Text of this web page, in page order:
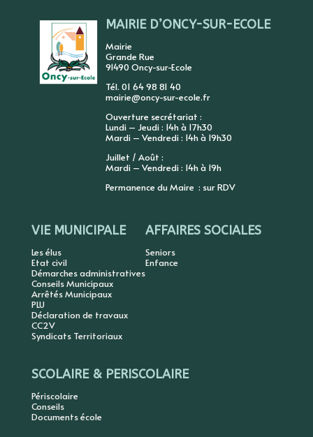
MAIRIE D’ONCY-SUR-ECOLE
Mairie
Grande Rue
91490 Oncy-sur-Ecole
Tél. 01 64 98 81 40
mairie@oncy-sur-ecole.fr
Ouverture secrétariat :
Lundi – Jeudi : 14h à 17h30
Mardi – Vendredi : 14h à 19h30
Juillet / Août :
Mardi – Vendredi : 14h à 19h
Permanence du Maire : sur RDV
VIE MUNICIPALE
Les élus
Etat civil
Démarches administratives
Conseils Municipaux
Arrêtés Municipaux
PLU
Déclaration de travaux
CC2V
Syndicats Territoriaux
AFFAIRES SOCIALES
Seniors
Enfance
SCOLAIRE & PERISCOLAIRE
Périscolaire
Conseils
Documents école